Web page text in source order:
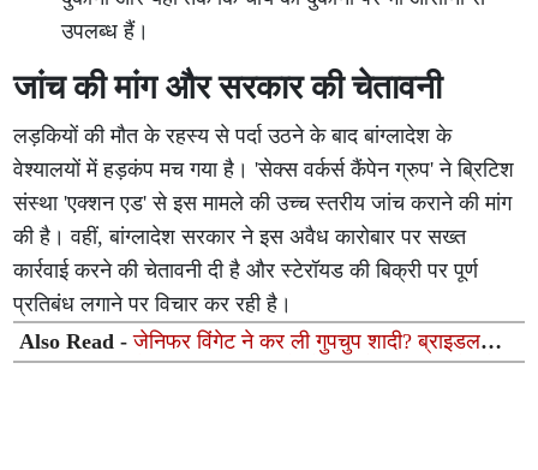
उपलब्ध हैं।
जांच की मांग और सरकार की चेतावनी
लड़कियों की मौत के रहस्य से पर्दा उठने के बाद बांग्लादेश के
वेश्यालयों में हड़कंप मच गया है। 'सेक्स वर्कर्स कैंपेन ग्रुप' ने ब्रिटिश
संस्था 'एक्शन एड' से इस मामले की उच्च स्तरीय जांच कराने की मांग
की है। वहीं, बांग्लादेश सरकार ने इस अवैध कारोबार पर सख्त
कार्रवाई करने की चेतावनी दी है और स्टेरॉयड की बिक्री पर पूर्ण
प्रतिबंध लगाने पर विचार कर रही है।
Also Read -जेनिफर विंगेट ने कर ली गुपचुप शादी? ब्राइडल
गाउन ट्राय करते वायरल हुआ वीडियो, फैंस बोले— 'दूल्हा कौन है?